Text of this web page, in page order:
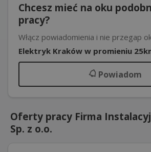
Chcesz mieć na oku
pracy?
Włącz powiadomienia i nie przegap
Elektryk Kraków w promieniu
Powiadom
Oferty pracy Firma
Sp. z o.o.